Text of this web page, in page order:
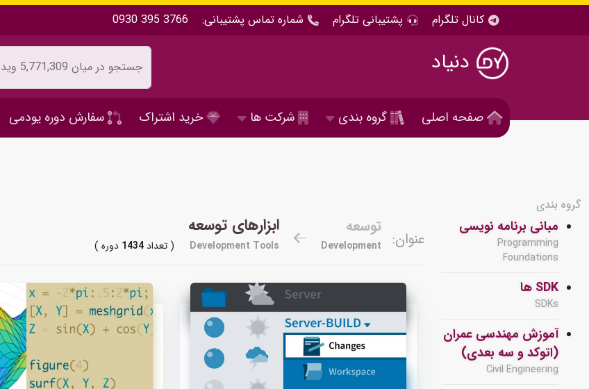
کانال تلگرام پشتیبانی تلگرام شماره تماس پشتیبانی: 0930 395 3766
دنیاد
صفحه اصلی گروه بندی شرکت ها خرید اشتراک سفارش دوره یودمی
گروه بندی
مبانی برنامه نویسی
Programming
Foundations
SDK ها
SDKs
آموزش مهندسی عمران
(اتوکد و سه بعدی)
Civil Engineering
عنوان:
توسعه
Development
ابزارهای توسعه
Development Tools ( تعداد1434 دوره )